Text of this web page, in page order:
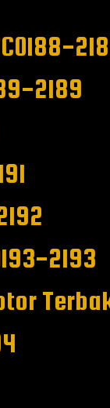
2189
2193